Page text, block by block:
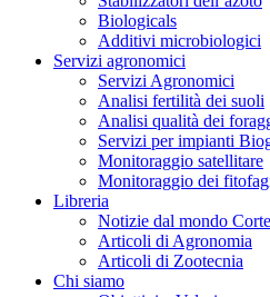
Biologicals
Additivi microbiologici
Servizi agronomici
Servizi Agronomici
Analisi fertilità dei suoli
Analisi qualità dei
Servizi per impianti
Monitoraggio satellitare
Monitoraggio dei
Libreria
Notizie dal mondo
Articoli di Agronomia
Articoli di Zootecnia
Chi siamo